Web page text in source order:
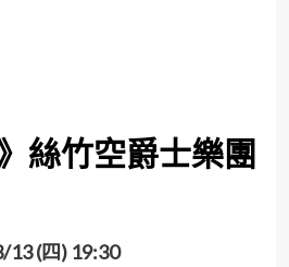
絲竹空爵士樂團
(四) 19:30